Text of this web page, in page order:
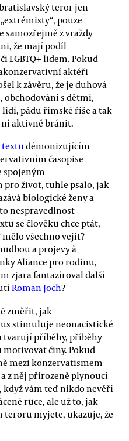
teror jen
pouze
samozřejmě z vraždy
že mají podíl
LGBTQ+ lidem. Pokud
aktéři
k závěru, že je duhová
s dětmi,
pádu římské říše a tak
ní aktivně bránit.
textu démonizujícím
časopise
spojeným
život, tuhle psalo, jak
biologické ženy a
nespravedlnost
se člověku chce ptát,
mělo všechno vejít?
a projevy à
Aliance pro rodinu,
zjara fantazíroval další
Roman Joch?
změřit, jak
stimuluje neonacistické
tvarují příběhy, příběhy
činy. Pokud
mezi konzervatismem
z něj přirozeně plynoucí
vám teď nikdo nevěří
ruce, ale už to, jak
teroru myjete, ukazuje, že